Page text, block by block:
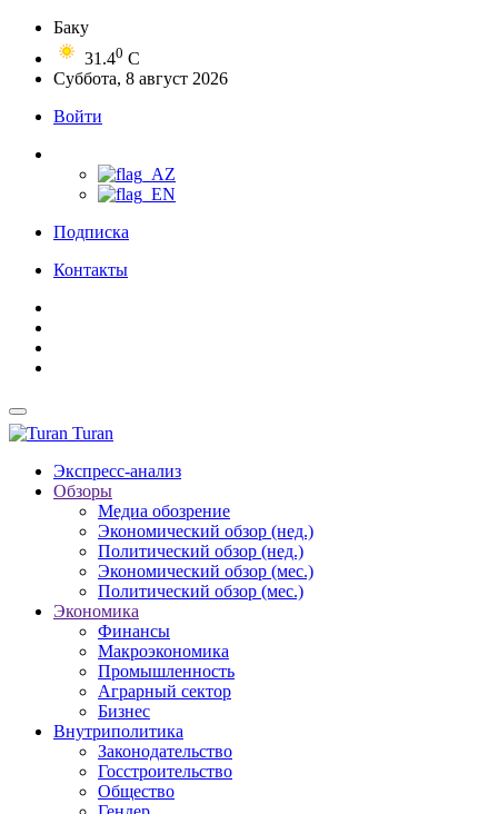
Баку
31.40 C
Суббота, 8 август 2026
Войти
Подписка
Контакты
Turan
Экспресс-анализ
Обзоры
Медиа обозрение
Экономический обзор (нед.)
Политический обзор (нед.)
Экономический обзор (мес.)
Политический обзор (мес.)
Экономика
Финансы
Макроэкономика
Промышленность
Аграрный сектор
Бизнес
Внутриполитика
Законодательство
Госстроительство
Общество